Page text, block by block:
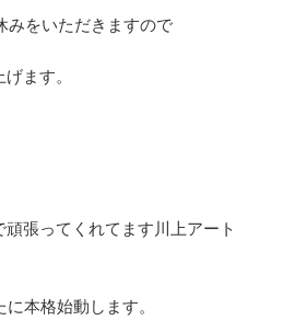
みをいただきますので
ます。
張ってくれてます川上アート
本格始動します。